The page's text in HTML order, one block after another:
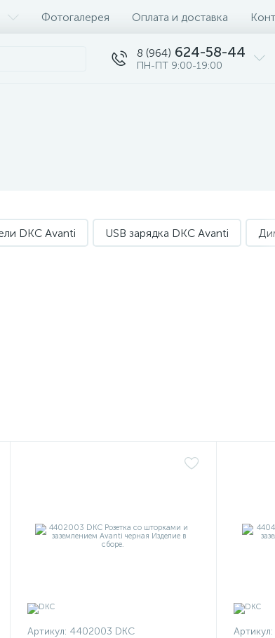
Фотогалерея Оплата и доставка
8 (964) 624-58-44
ПН-ПТ 9:00-19:00
DKC Avanti USB зарядка DKC Avanti
Артикул: 4402003 DKC Артикул: